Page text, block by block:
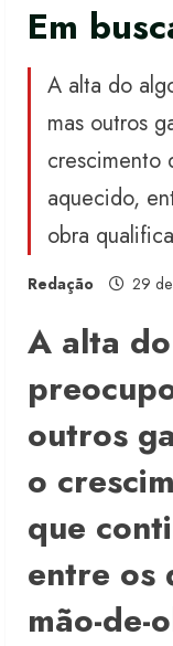
Em
A alta do
mas outros
crescimento
aquecido,
obra
Redação 29
A alta
outros
o
que
entre os
mão-de-